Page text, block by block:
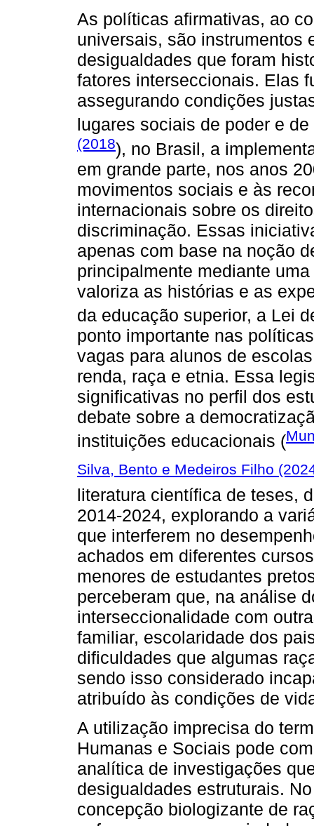
As políticas afirmativas, ao
universais, são instrumentos
desigualdades que foram
fatores interseccionais. Elas
assegurando condições
lugares sociais de poder e
(2018), no Brasil, a
em grande parte, nos anos
movimentos sociais e às
internacionais sobre os
discriminação. Essas
apenas com base na noção
principalmente mediante
valoriza as histórias e as
da educação superior, a Lei
ponto importante nas
vagas para alunos de
renda, raça e etnia. Essa
significativas no perfil dos
debate sobre a
instituições educacionais (
Silva, Bento e Medeiros Filho
literatura científica de teses,
2014-2024, explorando a
que interferem no
achados em diferentes
menores de estudantes
perceberam que, na análise
interseccionalidade com
familiar, escolaridade dos
dificuldades que algumas
sendo isso considerado
atribuído às condições de
A utilização imprecisa do
Humanas e Sociais pode
analítica de investigações
desigualdades estruturais.
concepção biologizante de